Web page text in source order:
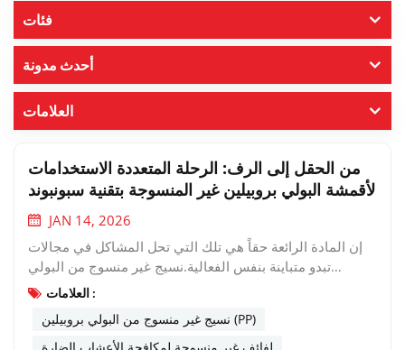
فئات
أحدث مدونة
العلامات
من الحقل إلى الرف: الرحلة المتعددة الاستخدامات
لأقمشة البولي بروبيلين غير المنسوجة بتقنية سبونبوند
JAN 14, 2026
إن المادة الرائعة حقاً هي تلك التي تحل المشاكل في مجالات
تبدو متباينة بنفس الفعالية.نسيج غير منسوج من البولي
بروبيلين (PP)إنها مادة من هذا القبيل، تلعب دورًا صامتًا ولكنه
النهائية على رفوف البيع بالتجزئة. الجزء الأول: حامي الحقل –
ألياف البولي بروبيلين غير المنسوجة في الزراعة الوقائيةتعتمد
العلامات :
نسيج غير منسوج من البولي بروبيلين (PP)